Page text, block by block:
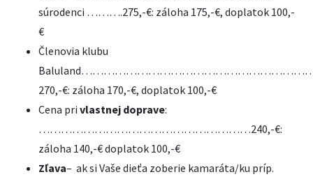
súrodenci ……….275,-€: záloha 175,-€, doplatok 100,-
€
Členovia klubu
270,-€: záloha 170,-€, doplatok 100,-€
Cena pri vlastnej doprave:
…………………………………………………240,-€:
záloha 140,-€ doplatok 100,-€
Zľava– ak si Vaše dieťa zoberie kamaráta/ku príp.